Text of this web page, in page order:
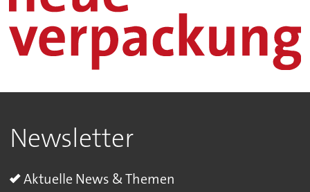
Newsletter
Aktuelle News & Themen